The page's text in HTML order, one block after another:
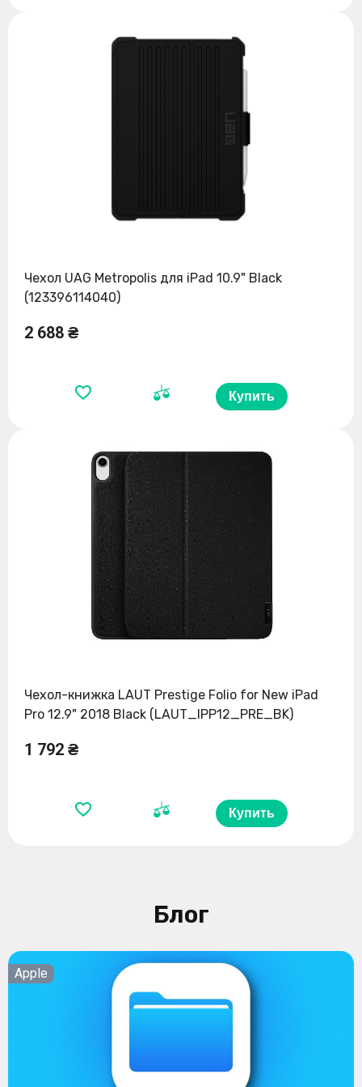
Чехол UAG Metropolis для iPad 10.9" Black
(123396114040)
2 688 ₴
Купить
Чехол-книжка LAUT Prestige Folio for New iPad
Pro 12.9" 2018 Black (LAUT_IPP12_PRE_BK)
1 792 ₴
Купить
Блог
Apple